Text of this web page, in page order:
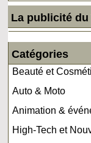
La publicité
Catégories
Beauté et
Auto & Moto
Animation &
High-Tech et